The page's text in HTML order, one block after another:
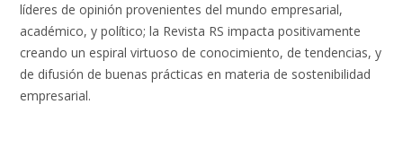
líderes de opinión provenientes del mundo empresarial,
académico, y político; la Revista RS impacta positivamente
creando un espiral virtuoso de conocimiento, de tendencias, y
de difusión de buenas prácticas en materia de sostenibilidad
empresarial.